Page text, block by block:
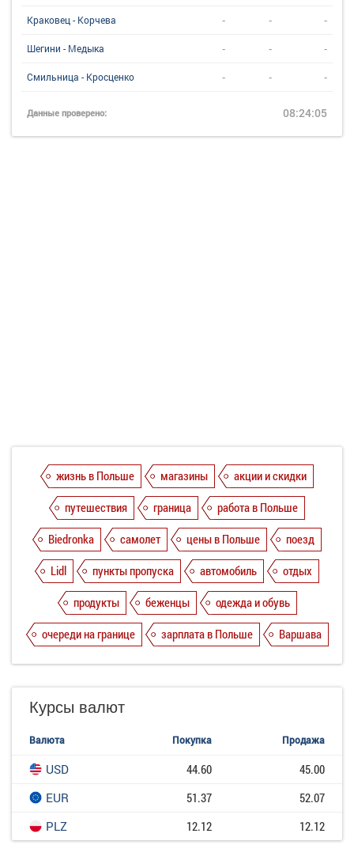
Краковец - Корчева - - -
Шегини - Медыка - - -
Смильница - Кросценко - - -
Данные проверено: 08:24:05
жизнь в Польше магазины
акции и скидки
путешествия
граница
работа в Польше
Biedronka
самолет цены в Польше
поезд
Lidl
пункты пропуска автомобиль
отдых
продукты
беженцы
одежда и обувь
очереди на границе
зарплата в Польше Варшава
Курсы валют
Валюта Покупка Продажа
USD 44.60
45.00
EUR
51.37
52.07
PLZ
12.12 12.12